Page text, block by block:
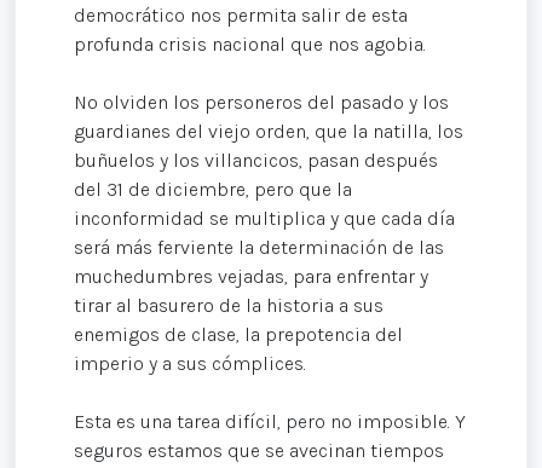
democrático nos permita salir de esta
profunda crisis nacional que nos agobia.
No olviden los personeros del pasado y los
guardianes del viejo orden, que la natilla, los
buñuelos y los villancicos, pasan después
del 31 de diciembre, pero que la
inconformidad se multiplica y que cada día
será más ferviente la determinación de las
muchedumbres vejadas, para enfrentar y
tirar al basurero de la historia a sus
enemigos de clase, la prepotencia del
imperio y a sus cómplices.
Esta es una tarea difícil, pero no imposible. Y
seguros estamos que se avecinan tiempos